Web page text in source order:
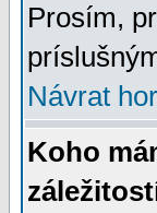
Prosím,
Návrat
Koho